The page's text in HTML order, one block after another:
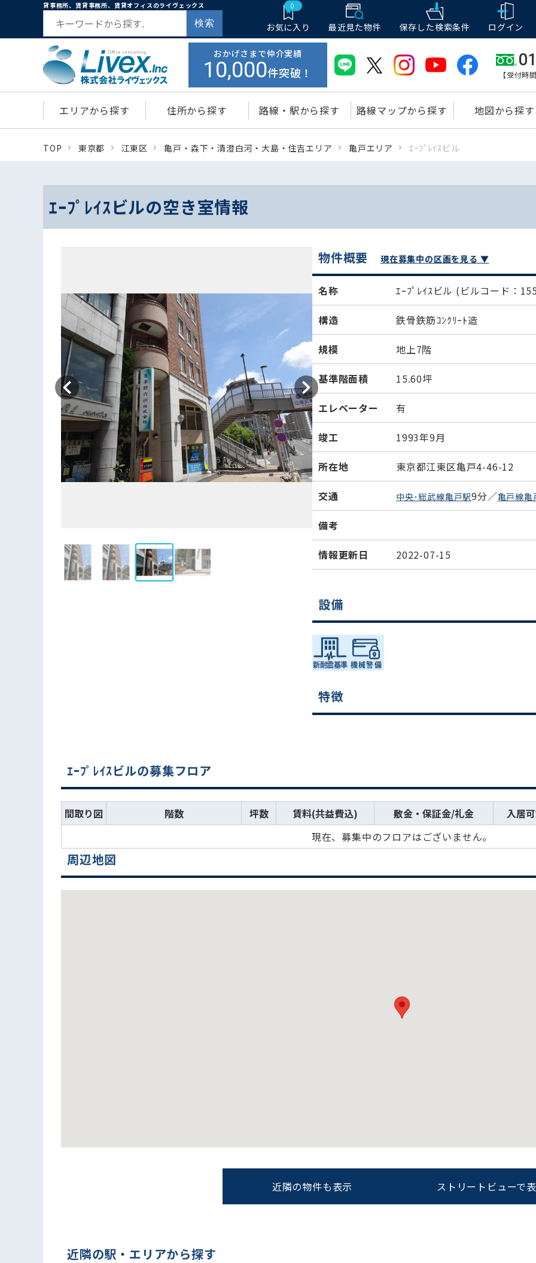
貸事務所、賃貸事務所、賃貸オフィスのライヴェックス
検索
0
お気に入り 最近見た物件 保存した検索条件 ログイン
おかげさまで仲介実績
10,000件突破！ 【受付時
エリアから探す 住所から探す 路線・駅から探す 路線マップから探す 地図から探す
TOP 東京都 江東区 亀戸・森下・清澄白河・大島・住吉エリア 亀戸エリア ｴｰﾌﾟﾚｲｽビル
ｴｰﾌﾟﾚｲｽビルの空き室情報
物件概要 現在募集中の区画を見る ▼
名称 ｴｰﾌﾟﾚｲｽビル (ビルコード：
構造 鉄骨鉄筋ｺﾝｸﾘｰﾄ造
規模 地上7階
基準階面積 15.60坪
エレベーター 有
竣工 1993年9月
所在地 東京都江東区亀戸4-46-12
交通 中央･総武線亀戸駅9分／亀戸線亀
備考
情報更新日 2022-07-15
設備
特徴
ｴｰﾌﾟﾚｲｽビルの募集フロア
間取り図 階数 坪数 賃料(共益費込) 敷金・保証金/礼金 入居
現在、募集中のフロアはございません。
スムーズにご案内できます
0120-620-213
平日 9:00〜18:00
周辺地図
近隣の物件も表示 ストリートビューで
近隣の駅・エリアから探す